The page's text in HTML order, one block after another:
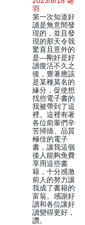
羽
第一次知道好
讀是無意間發
現的，並且發
現的那天令我
驚喜且意外的
是—剛好是好
讀復活不久之
後，覺著應該
是某種莫名的
緣分，促使想
找些電子書的
我被帶到了這
裡。這裡有著
各位前輩們辛
苦掃描、品質
極佳的電子
書，讓我這個
後人能夠免費
享用這些書
籍，十分感激
前人的努力讓
我成了書籍的
富翁。感謝好
讀和各位讓好
讀變得更好，
讚。